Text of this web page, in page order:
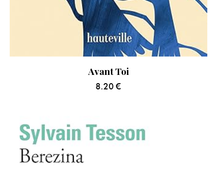
Avant Toi
8.20 €